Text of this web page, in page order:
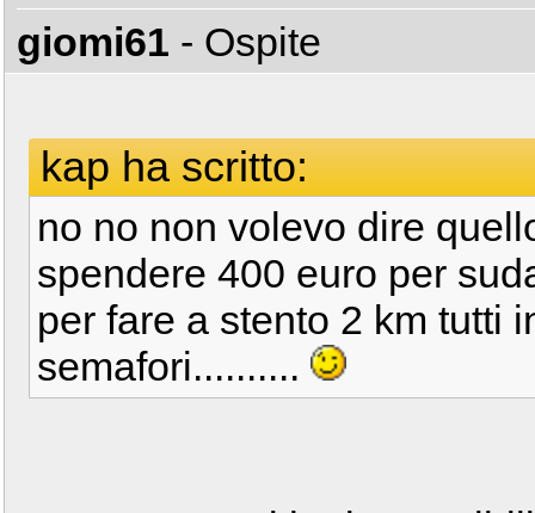
giomi61 - Ospite
kap ha scritto:
no no non volevo dire
spendere 400 euro per
per fare a stento 2 km tutti
semafori..........